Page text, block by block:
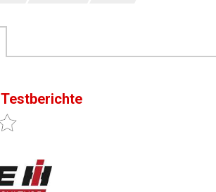
Rundballenpressen
Teleskoplader
Rasentraktoren
Testberichte